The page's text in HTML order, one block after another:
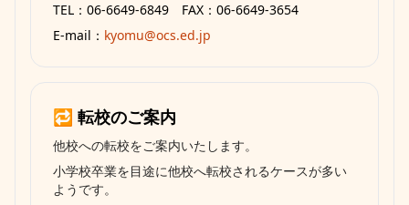
TEL：06-6649-6849 FAX：06-6649-3654
E-mail： kyomu@ocs.ed.jp
🔁 転校のご案内
他校への転校をご案内いたします。
小学校卒業を目途に他校へ転校されるケースが多い
ようです。